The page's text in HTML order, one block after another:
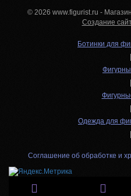
© 2026 www.figurist.ru -
Создание
Ботинки для
|
|
|
Одежда для
|
Соглашение об обработке и